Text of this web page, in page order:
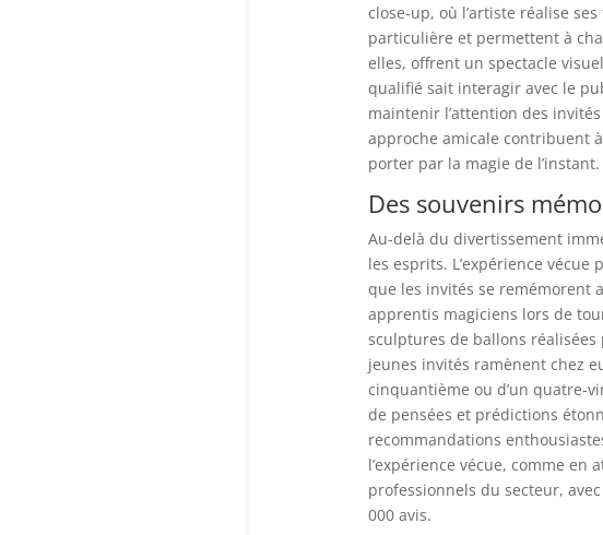
close-up, où l’artiste réalise
particulière et permettent à
elles, offrent un spectacle
qualifié sait interagir avec le
maintenir l’attention des
approche amicale contribuent
porter par la magie de l’instant.
Des souvenirs
Au-delà du divertissement
les esprits. L’expérience
que les invités se remémorent
apprentis magiciens lors de
sculptures de ballons
jeunes invités ramènent chez
cinquantième ou d’un quatre-
de pensées et prédictions
recommandations
l’expérience vécue, comme
professionnels du secteur,
000 avis.